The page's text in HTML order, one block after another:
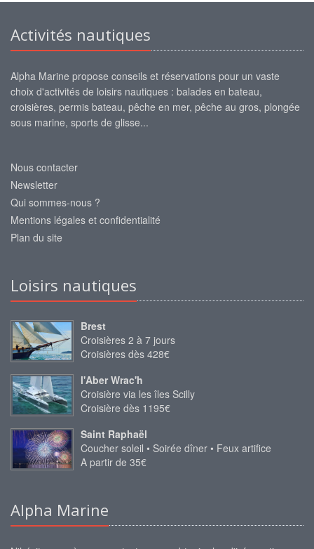
Activités nautiques
Alpha Marine propose conseils et réservations pour un vaste
choix d'activités de loisirs nautiques : balades en bateau,
croisières, permis bateau, pêche en mer, pêche au gros, plongée
sous marine, sports de glisse...
Nous contacter
Newsletter
Qui sommes-nous ?
Mentions légales et confidentialité
Plan du site
Loisirs nautiques
Brest
Croisières 2 à 7 jours
Croisières dès 428€
l'Aber Wrac'h
Croisière via les îles Scilly
Croisière dès 1195€
Saint Raphaël
Coucher soleil • Soirée dîner • Feux artifice
A partir de 35€
Alpha Marine